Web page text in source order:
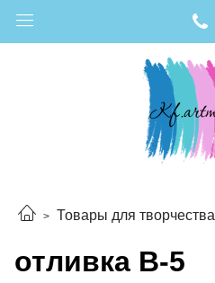
Товары для творчества
отливка В-5